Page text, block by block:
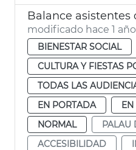
modificado hace 1 año
BIENESTAR SOCIAL
CULTURA Y FIESTAS
TODAS LAS
EN PORTADA
NORMAL
PALAU
ACCESIBILIDAD